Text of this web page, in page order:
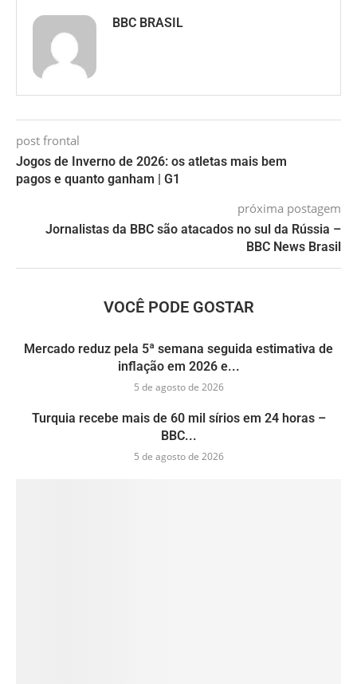
BBC BRASIL
post frontal
Jogos de Inverno de 2026: os atletas mais bem
pagos e quanto ganham | G1
próxima postagem
Jornalistas da BBC são atacados no sul da Rússia –
BBC News Brasil
VOCÊ PODE GOSTAR
Mercado reduz pela 5ª semana seguida estimativa de
inflação em 2026 e...
5 de agosto de 2026
Turquia recebe mais de 60 mil sírios em 24 horas –
BBC...
5 de agosto de 2026